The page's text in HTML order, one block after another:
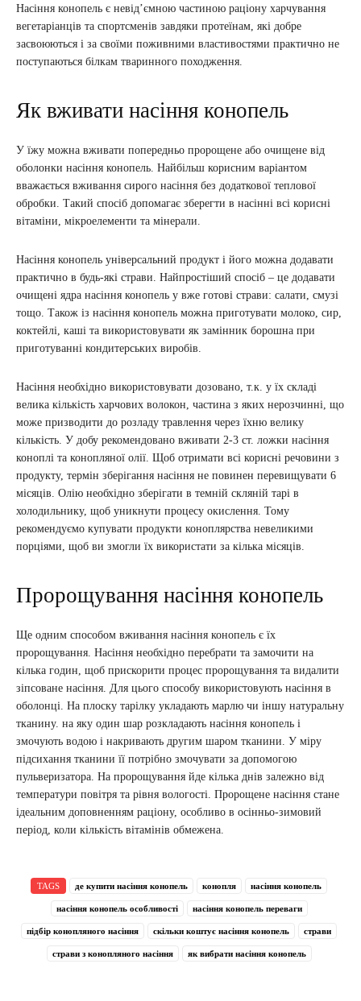
Насіння конопель є невід’ємною частиною раціону харчування
вегетаріанців та спортсменів завдяки протеїнам, які добре
засвоюються і за своїми поживними властивостями практично не
поступаються білкам тваринного походження.
Як вживати насіння конопель
У їжу можна вживати попередньо пророщене або очищене від
оболонки насіння конопель. Найбільш корисним варіантом
вважається вживання сирого насіння без додаткової теплової
обробки. Такий спосіб допомагає зберегти в насінні всі корисні
вітаміни, мікроелементи та мінерали.
Насіння конопель універсальний продукт і його можна додавати
практично в будь-які страви. Найпростіший спосіб – це додавати
очищені ядра насіння конопель у вже готові страви: салати, смузі
тощо. Також із насіння конопель можна приготувати молоко, сир,
коктейлі, каші та використовувати як замінник борошна при
приготуванні кондитерських виробів.
Насіння необхідно використовувати дозовано, т.к. у їх складі
велика кількість харчових волокон, частина з яких нерозчинні, що
може призводити до розладу травлення через їхню велику
кількість. У добу рекомендовано вживати 2-3 ст. ложки насіння
коноплі та конопляної олії. Щоб отримати всі корисні речовини з
продукту, термін зберігання насіння не повинен перевищувати 6
місяців. Олію необхідно зберігати в темній скляній тарі в
холодильнику, щоб уникнути процесу окислення. Тому
рекомендуємо купувати продукти коноплярства невеликими
порціями, щоб ви змогли їх використати за кілька місяців.
Пророщування насіння конопель
Ще одним способом вживання насіння конопель є їх
пророщування. Насіння необхідно перебрати та замочити на
кілька годин, щоб прискорити процес пророщування та видалити
зіпсоване насіння. Для цього способу використовують насіння в
оболонці. На плоску тарілку укладають марлю чи іншу натуральну
тканину. на яку один шар розкладають насіння конопель і
змочують водою і накривають другим шаром тканини. У міру
підсихання тканини її потрібно змочувати за допомогою
пульверизатора. На пророщування йде кілька днів залежно від
температури повітря та рівня вологості. Пророщене насіння стане
ідеальним доповненням раціону, особливо в осінньо-зимовий
період, коли кількість вітамінів обмежена.
TAGS де купити насіння конопель конопля насіння конопель
насіння конопель особливості насіння конопель переваги
підбір конопляного насіння скільки коштує насіння конопель страви
страви з конопляного насіння як вибрати насіння конопель